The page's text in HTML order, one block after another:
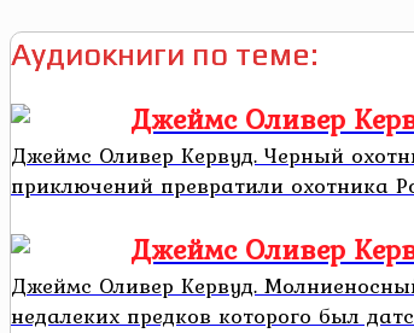
Аудиокниги по теме:
Джеймс Оливер
Джеймс Оливер Кервуд. Черный
приключений превратили охотника
Джеймс Оливер
Джеймс Оливер Кервуд.
недалеких предков которого был